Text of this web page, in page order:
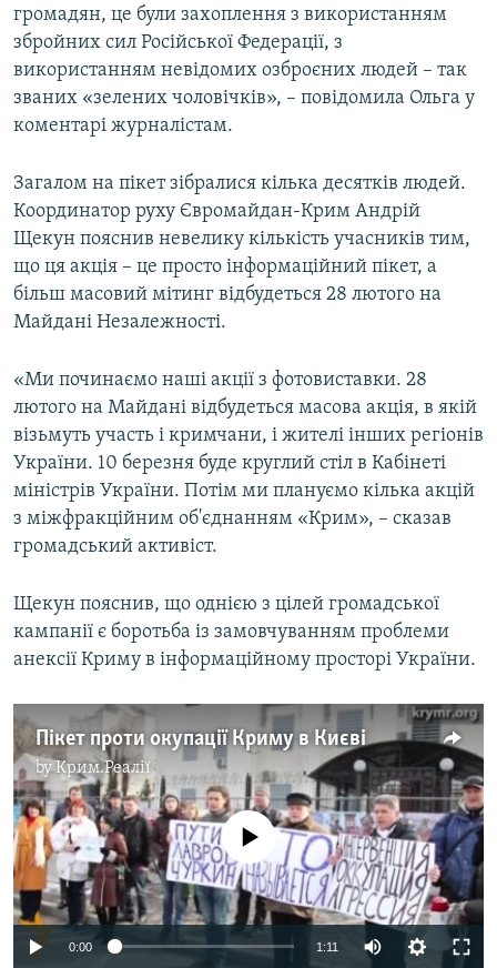
громадян, це були захоплення з використанням
збройних сил Російської Федерації, з
використанням невідомих озброєних людей – так
званих «зелених чоловічків», – повідомила Ольга у
коментарі журналістам.
Загалом на пікет зібралися кілька десятків людей.
Координатор руху Євромайдан-Крим Андрій
Щекун пояснив невелику кількість учасників тим,
що ця акція – це просто інформаційний пікет, а
більш масовий мітинг відбудеться 28 лютого на
Майдані Незалежності.
«Ми починаємо наші акції з фотовиставки. 28
лютого на Майдані відбудеться масова акція, в якій
візьмуть участь і кримчани, і жителі інших регіонів
України. 10 березня буде круглий стіл в Кабінеті
міністрів України. Потім ми плануємо кілька акцій
з міжфракційним об'єднанням «Крим», – сказав
громадський активіст.
Щекун пояснив, що однією з цілей громадської
кампанії є боротьба із замовчуванням проблеми
анексії Криму в інформаційному просторі України.
Пікет проти окупації Криму в Києві
byКрим.Реалії
No media source currently available
0:00 1:11